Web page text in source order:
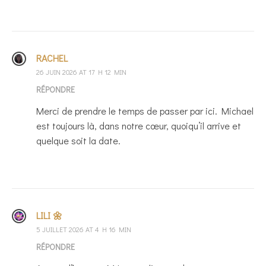
RACHEL
26 JUIN 2026 AT 17 H 12 MIN
RÉPONDRE
Merci de prendre le temps de passer par ici. Michael
est toujours là, dans notre cœur, quoiqu’il arrive et
quelque soit la date.
LILI 🌼
5 JUILLET 2026 AT 4 H 16 MIN
RÉPONDRE